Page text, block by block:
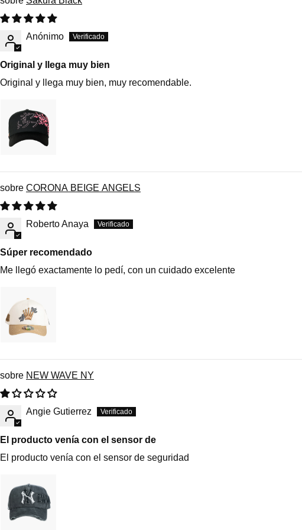
Anónimo
Original y llega muy bien
Original y llega muy bien, muy recomendable.
CORONA BEIGE ANGELS
Roberto Anaya
Súper recomendado
Me llegó exactamente lo pedí, con un cuidado excelente
NEW WAVE NY
Angie Gutierrez
El producto venía con el sensor de
El producto venía con el sensor de seguridad